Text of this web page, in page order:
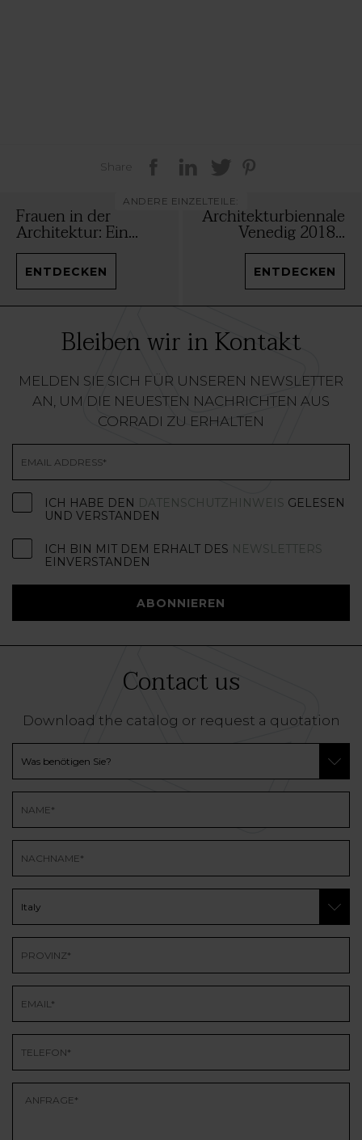
Share
ANDERE EINZELTEILE:
Frauen in der
Architektur: Ein...
ENTDECKEN
Architekturbiennale
Venedig 2018...
ENTDECKEN
Bleiben wir in Kontakt
MELDEN SIE SICH FÜR UNSEREN NEWSLETTER
AN, UM DIE NEUESTEN NACHRICHTEN AUS
CORRADI ZU ERHALTEN
ICH HABE DEN DATENSCHUTZHINWEIS GELESEN
UND VERSTANDEN
ICH BIN MIT DEM ERHALT DES NEWSLETTERS
EINVERSTANDEN
ABONNIEREN
Contact us
Download the catalog or request a quotation